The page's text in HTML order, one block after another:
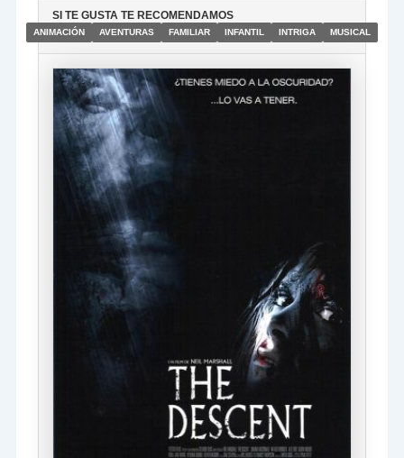
SI TE GUSTA TE RECOMENDAMOS
ANIMACIÓN AVENTURAS FAMILIAR INFANTIL INTRIGA MUSICAL